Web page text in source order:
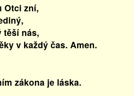
Otci zní,
těší nás,
v každý čas. Amen.
zákona je láska.